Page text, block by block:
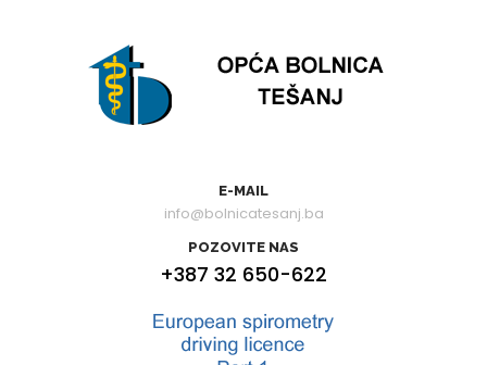
E-MAIL
info@bolnicatesanj.ba
POZOVITE NAS
+387 32 650-622